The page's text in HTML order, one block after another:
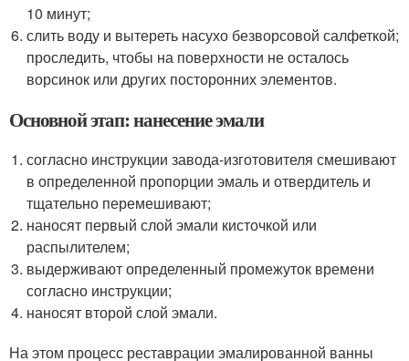
10 минут;
слить воду и вытереть насухо безворсовой салфеткой;
проследить, чтобы на поверхности не осталось
ворсинок или других посторонних элементов.
Основной этап: нанесение эмали
согласно инструкции завода-изготовителя смешивают
в определенной пропорции эмаль и отвердитель и
тщательно перемешивают;
наносят первый слой эмали кисточкой или
распылителем;
выдерживают определенный промежуток времени
согласно инструкции;
наносят второй слой эмали.
На этом процесс реставрации эмалированной ванны